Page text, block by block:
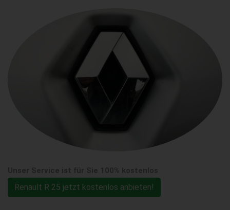
Renault R 25 jetzt kostenlos anbieten!